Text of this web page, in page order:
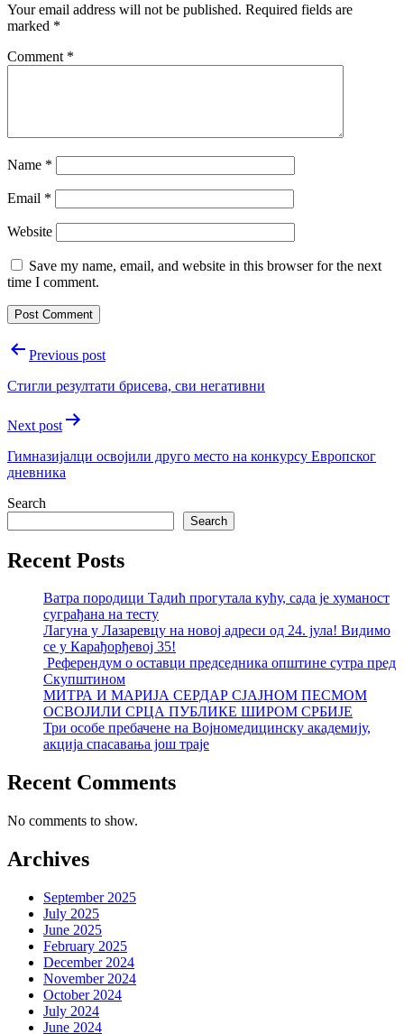
Your email address will not be published. Required fields are
marked *
Comment *
Name *
Email *
Website
Save my name, email, and website in this browser for the next
time I comment.
PostPrevious post
Стигли резултати брисева, сви негативни
Next post
Гимназијалци освојили друго место на конкурсу Европског
дневника
Search
Search
Recent Posts
Ватра породици Тадић прогутала кућу, сада је хуманост
суграђана на тесту
Лагуна у Лазаревцу на новој адреси од 24. јула! Видимо
се у Карађорђевој 35!
Референдум о оставци председника општине сутра пред
Скупштином
МИТРА И МАРИЈА СЕРДАР СЈАЈНОМ ПЕСМОМ
ОСВОЈИЛИ СРЦА ПУБЛИКЕ ШИРОМ СРБИЈЕ
Три особе пребачене на Војномедицинску академију,
акција спасавања још траје
Recent Comments
No comments to show.
Archives
September 2025
July 2025
June 2025
February 2025
December 2024
November 2024
October 2024
July 2024
June 2024